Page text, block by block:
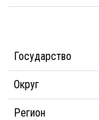
Государство
Округ
Регион